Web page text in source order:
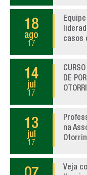
18
ago
17
casos
14
jul
17
DE
13
jul
17
na
Veja